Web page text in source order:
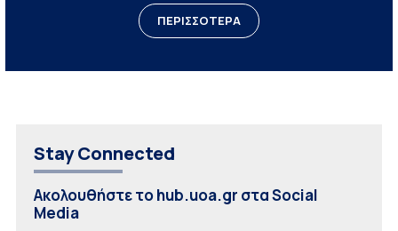
ΠΕΡΙΣΣΟΤΕΡΑ
Stay Connected
Ακολουθήστε το hub.uoa.gr στα Social
Media